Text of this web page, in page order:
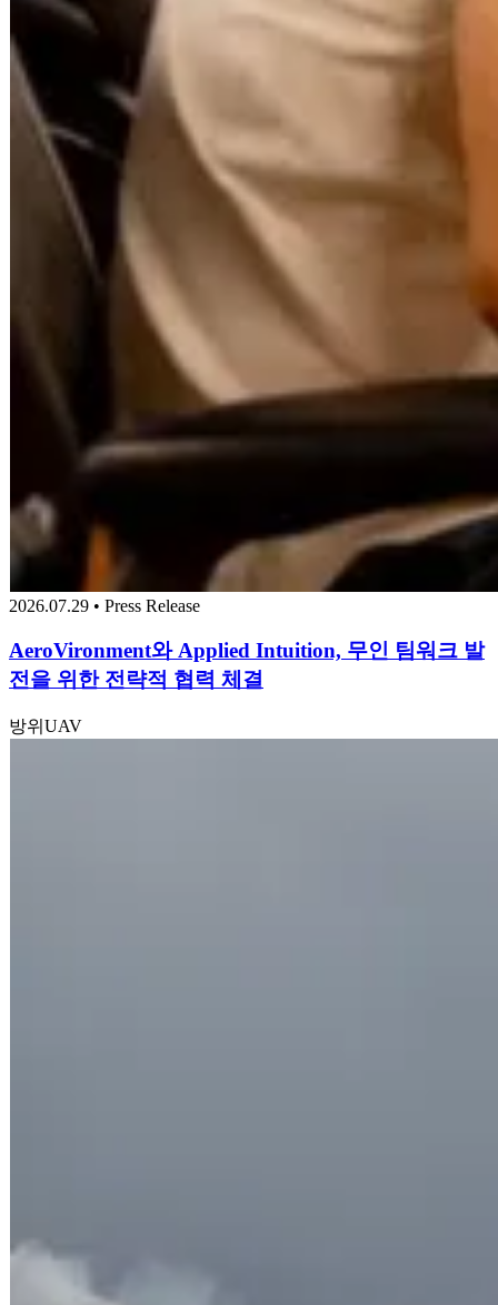
2026.07.29 • Press Release
AeroVironment와 Applied Intuition, 무인 팀워크 발
전을 위한 전략적 협력 체결
방위 UAV